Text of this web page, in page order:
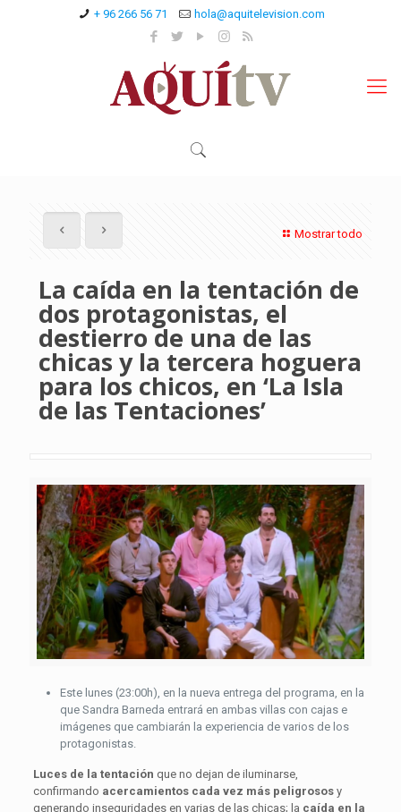
+ 96 266 56 71 hola@aquitelevision.com
Mostrar todo
La caída en la tentación de
dos protagonistas, el
destierro de una de las
chicas y la tercera hoguera
para los chicos, en ‘La Isla
de las Tentaciones’
Este lunes (23:00h), en la nueva entrega del programa, en la
que Sandra Barneda entrará en ambas villas con cajas e
imágenes que cambiarán la experiencia de varios de los
protagonistas.
Luces de la tentación que no dejan de iluminarse,
confirmando acercamientos cada vez más peligrosos y
generando inseguridades en varias de las chicas; la caída en la